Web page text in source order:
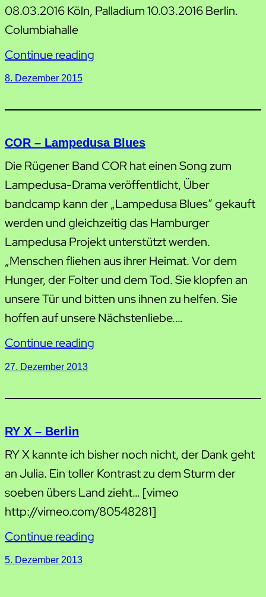
08.03.2016 Köln, Palladium 10.03.2016 Berlin.
Columbiahalle
Continue reading
8. Dezember 2015
COR – Lampedusa Blues
Die Rügener Band COR hat einen Song zum
Lampedusa-Drama veröffentlicht, Über
bandcamp kann der „Lampedusa Blues“ gekauft
werden und gleichzeitig das Hamburger
Lampedusa Projekt unterstützt werden.
„Menschen fliehen aus ihrer Heimat. Vor dem
Hunger, der Folter und dem Tod. Sie klopfen an
unsere Tür und bitten uns ihnen zu helfen. Sie
hoffen auf unsere Nächstenliebe.…
Continue reading
27. Dezember 2013
RY X – Berlin
RY X kannte ich bisher noch nicht, der Dank geht
an Julia. Ein toller Kontrast zu dem Sturm der
soeben übers Land zieht… [vimeo
http://vimeo.com/80548281]
Continue reading
5. Dezember 2013